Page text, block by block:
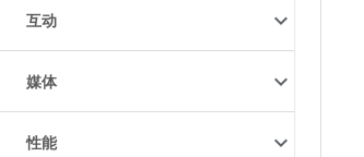
互动
媒体
性能